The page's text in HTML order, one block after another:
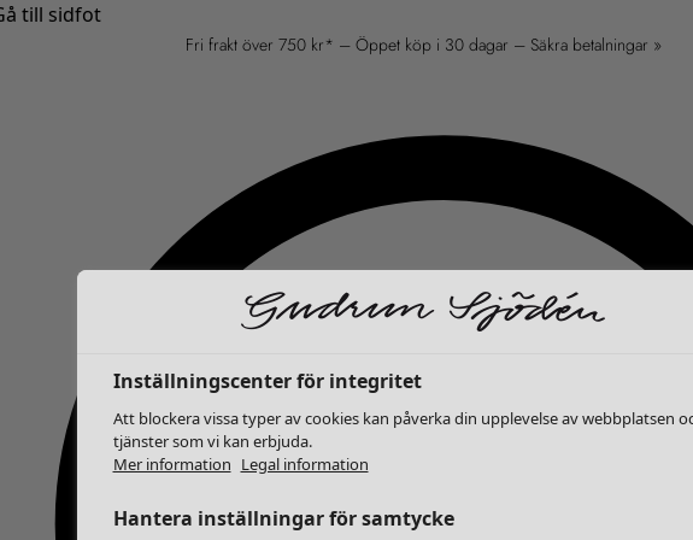
till sidfot
Fri frakt över 750 kr* – Öppet köp i 30 dagar – Säkra betalningar »
Inställningscenter för integritet
Att blockera vissa typer av cookies kan påverka din upplevelse av webbplatsen
tjänster som vi kan erbjuda.
Mer information Legal information
Hantera inställningar för samtycke